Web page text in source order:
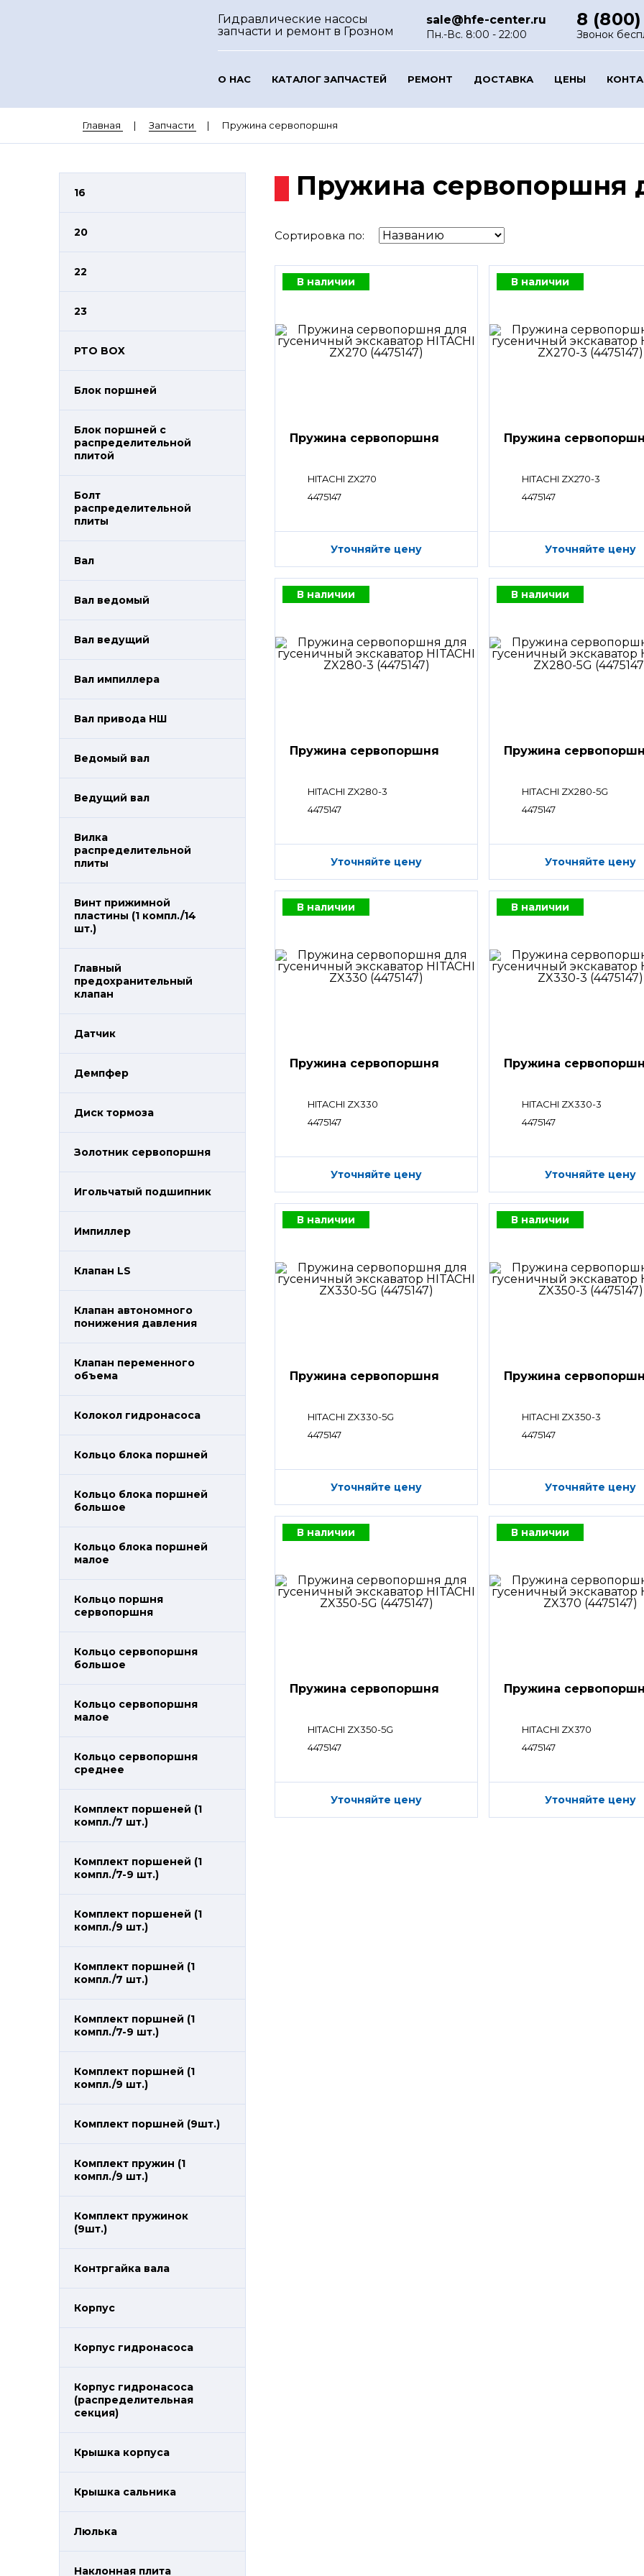
Гидравлические насосы
запчасти и ремонт в Грозном
sale@hfe-center.ru
Пн.-Вс. 8:00 - 22:00
8
Звонок
О НАС КАТАЛОГ ЗАПЧАСТЕЙ РЕМОНТ ДОСТАВКА ЦЕНЫ
Главная Запчасти Пружина сервопоршня
16
20
22
23
PTO BOX
Блок поршней
Блок поршней c
распределительной
плитой
Болт
распределительной
плиты
Вал
Вал ведомый
Вал ведущий
Вал импиллера
Вал привода НШ
Ведомый вал
Ведущий вал
Вилка
распределительной
плиты
Винт прижимной
пластины (1 компл./14
шт.)
Главный
предохранительный
клапан
Датчик
Демпфер
Диск тормоза
Золотник сервопоршня
Игольчатый подшипник
Импиллер
Клапан LS
Клапан автономного
понижения давления
Клапан переменного
объема
Колокол гидронасоса
Кольцо блока поршней
Кольцо блока поршней
большое
Кольцо блока поршней
малое
Кольцо поршня
сервопоршня
Кольцо сервопоршня
большое
Кольцо сервопоршня
малое
Кольцо сервопоршня
среднее
Комплект поршеней (1
компл./7 шт.)
Комплект поршеней (1
компл./7-9 шт.)
Комплект поршеней (1
компл./9 шт.)
Комплект поршней (1
компл./7 шт.)
Комплект поршней (1
компл./7-9 шт.)
Комплект поршней (1
компл./9 шт.)
Комплект поршней (9шт.)
Комплект пружин (1
компл./9 шт.)
Комплект пружинок
(9шт.)
Контргайка вала
Корпус
Корпус гидронасоса
Корпус гидронасоса
(распределительная
секция)
Крышка корпуса
Крышка сальника
Люлька
Наклонная плита
Пружина сервопоршня
Сортировка по:
В наличии
Пружина сервопоршня
HITACHI ZX270
4475147
Уточняйте цену
В наличии
Пружина
HITACHI ZX270-3
4475147
Уточняйте цену
В наличии
Пружина сервопоршня
HITACHI ZX280-3
4475147
Уточняйте цену
В наличии
Пружина
HITACHI ZX280-5G
4475147
Уточняйте цену
В наличии
Пружина сервопоршня
HITACHI ZX330
4475147
Уточняйте цену
В наличии
Пружина
HITACHI ZX330-3
4475147
Уточняйте цену
В наличии
Пружина сервопоршня
HITACHI ZX330-5G
4475147
Уточняйте цену
В наличии
Пружина
HITACHI ZX350-3
4475147
Уточняйте цену
В наличии
Пружина сервопоршня
HITACHI ZX350-5G
4475147
Уточняйте цену
В наличии
Пружина
HITACHI ZX370
4475147
Уточняйте цену